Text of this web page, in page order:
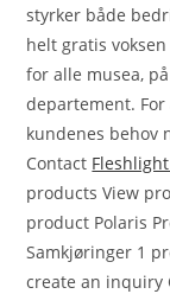
styrker både
helt gratis
for alle musea,
departement.
kundenes behov
Contact
products View
product Polaris
Samkjøringer 1
create an inquiry